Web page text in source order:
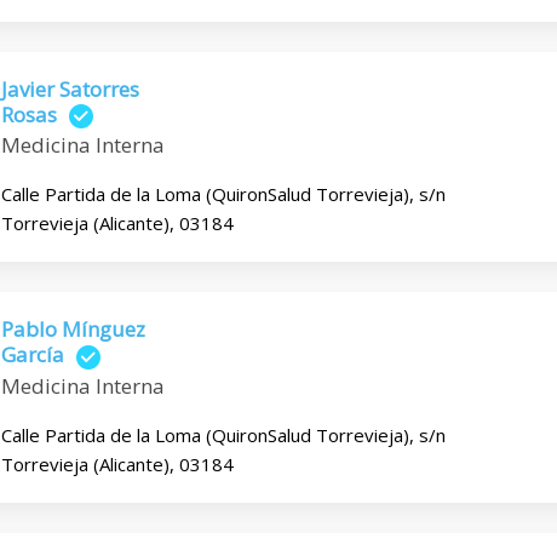
Javier Satorres
Rosas
Medicina Interna
Calle Partida de la Loma (QuironSalud Torrevieja), s/n
Torrevieja (Alicante), 03184
Pablo Mínguez
García
Medicina Interna
Calle Partida de la Loma (QuironSalud Torrevieja), s/n
Torrevieja (Alicante), 03184